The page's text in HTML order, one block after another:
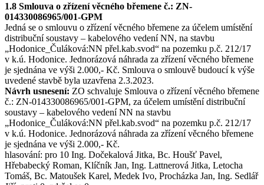
1.8 Smlouva o zřízení věcného břemene č.: ZN-
014330086965/001-GPM
Jedná se o smlouvu o zřízení věcného břemene za účelem umístění
distribuční soustavy – kabelového vedení NN, na stavbu
„Hodonice_Čuláková:NN přel.kab.svod“ na pozemku p.č. 212/17
v k.ú. Hodonice. Jednorázová náhrada za zřízení věcného břemene
je sjednána ve výši 2.000,- Kč. Smlouva o smlouvě budoucí k výše
uvedené stavbě byla uzavřena 2.3.2023.
Návrh usnesení: ZO schvaluje Smlouva o zřízení věcného břemene
č.: ZN-014330086965/001-GPM, za účelem umístění distribuční
soustavy – kabelového vedení NN na stavbu
„Hodonice_Čuláková:NN přel.kab.svod“ na pozemku p.č. 212/17
v k.ú. Hodonice. Jednorázová náhrada za zřízení věcného břemene
je sjednána ve výši 2.000,- Kč.
hlasování: pro 10 Ing. Dočekalová Jitka, Bc. Houšť Pavel,
Hřebabecký Roman, Klíčník Jan, Ing. Lattnerová Jitka, Letocha
Tomáš, Bc. Matoušek Karel, Medek Ivo, Procházka Jan, Ing. Sedlář